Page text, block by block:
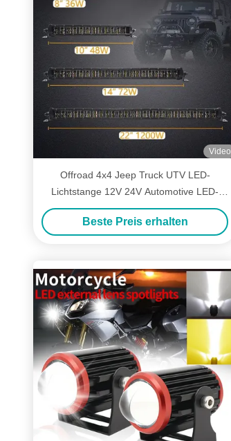
Video
Offroad 4x4 Jeep Truck UTV LED-
Lichtstange 12V 24V Automotive LED-
Lichtstange
Beste Preis erhalten